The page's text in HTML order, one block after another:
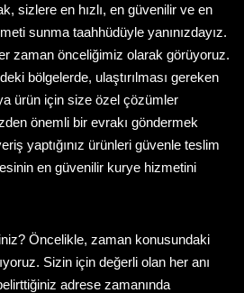
sizlere en hızlı, en güvenilir ve en
sunma taahhüdüyle yanınızdayız.
zaman önceliğimiz olarak görüyoruz.
bölgelerde, ulaştırılması gereken
ürün için size özel çözümler
önemli bir evrakı göndermek
yaptığınız ürünleri güvenle teslim
en güvenilir kurye hizmetini
Öncelikle, zaman konusundaki
Sizin için değerli olan her anı
adrese zamanında